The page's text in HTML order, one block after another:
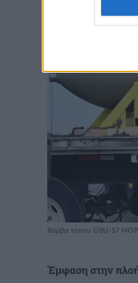
Βόμβα τύπου GBU-57
Έμφαση στην